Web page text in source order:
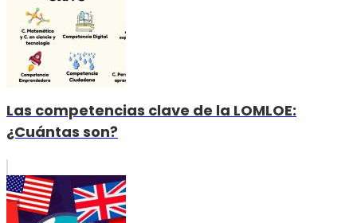
Las competencias clave de la LOMLOE:
¿Cuántas son?